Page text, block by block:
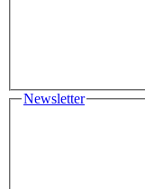
Newsletter